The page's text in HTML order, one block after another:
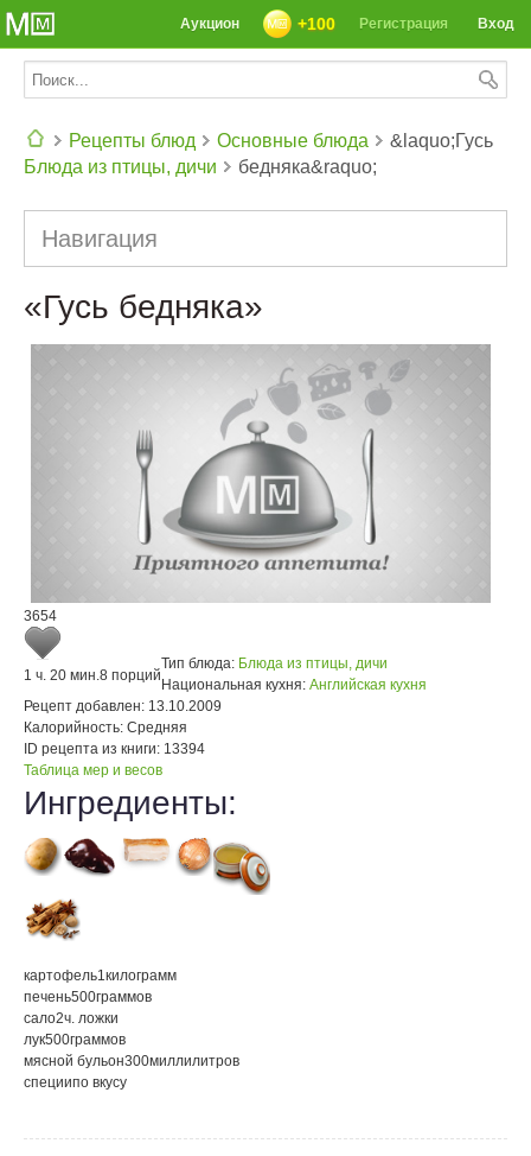
Вход
Регистрация
+100
Аукцион
Рецепты блюд
Основные блюда
Блюда из птицы, дичи
&laquo;Гусь
бедняка&raquo;
Навигация
«Гусь бедняка»
3654
1 ч. 20 мин.8 порций
Тип блюда: Блюда из птицы, дичи
Национальная кухня: Английская кухня
Рецепт добавлен: 13.10.2009
Калорийность: Средняя
ID рецепта из книги: 13394
Таблица мер и весов
Ингредиенты:
картофель1килограмм
печень500граммов
сало2ч. ложки
лук500граммов
мясной бульон300миллилитров
специипо вкусу